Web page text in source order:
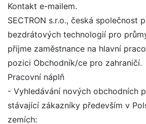
Kontakt e-mailem.
SECTRON s.r.o., česká společnost
bezdrátových technologií pro
přijme zaměstnance na hlavní
pozici Obchodník/ce pro zahraničí.
Pracovní náplň
- Vyhledávání nových obchodních
stávající zákazníky především v
zemích: